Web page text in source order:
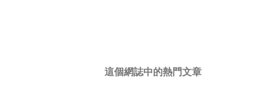
這個網誌中的熱門文章